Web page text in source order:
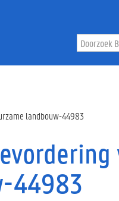
landbouw-44983
44983